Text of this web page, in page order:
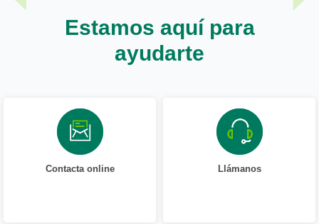
Estamos aquí para
ayudarte
Contacta online Llámanos